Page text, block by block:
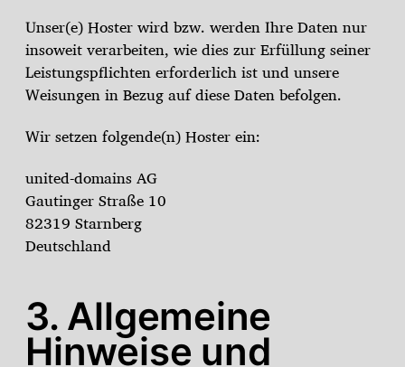
Unser(e) Hoster wird bzw. werden Ihre Daten nur
insoweit verarbeiten, wie dies zur Erfüllung seiner
Leistungspflichten erforderlich ist und unsere
Weisungen in Bezug auf diese Daten befolgen.
Wir setzen folgende(n) Hoster ein:
united-domains AG
Gautinger Straße 10
82319 Starnberg
Deutschland
3. Allgemeine
Hinweise und